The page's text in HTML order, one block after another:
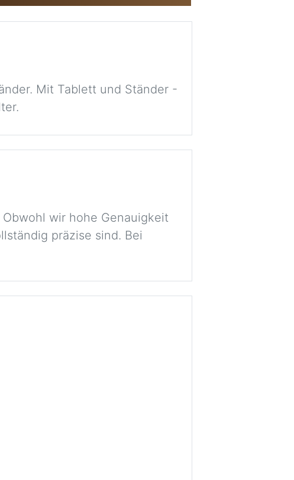
Mit Tablett und Ständer -
wir hohe Genauigkeit
präzise sind. Bei